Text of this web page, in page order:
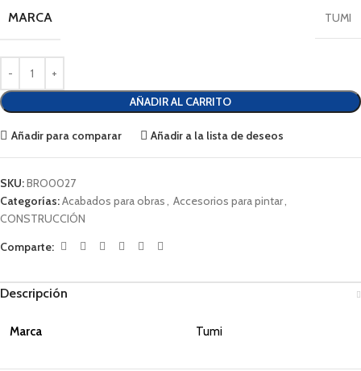
MARCA TUMI
AÑADIR AL CARRITO
Añadir para comparar Añadir a la lista de deseos
SKU:BRO0027
Categorías:Acabados para obras, Accesorios para pintar,
CONSTRUCCIÓN
Comparte:
Descripción
Marca Tumi